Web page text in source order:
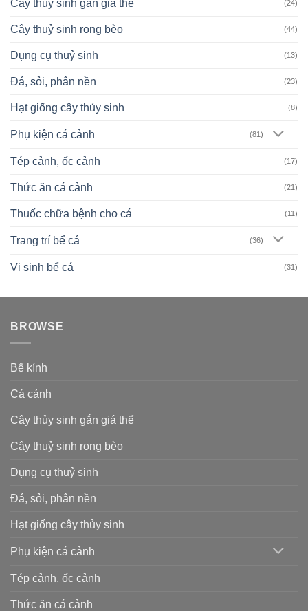
Cây thủy sinh gắn giá thể (24)
Cây thuỷ sinh rong bèo (44)
Dụng cụ thuỷ sinh (13)
Đá, sỏi, phân nền (23)
Hạt giống cây thủy sinh (8)
Phụ kiện cá cảnh (81)
Tép cảnh, ốc cảnh (17)
Thức ăn cá cảnh (21)
Thuốc chữa bệnh cho cá (11)
Trang trí bể cá (36)
Vi sinh bể cá (31)
BROWSE
Bể kính
Cá cảnh
Cây thủy sinh gắn giá thể
Cây thuỷ sinh rong bèo
Dụng cụ thuỷ sinh
Đá, sỏi, phân nền
Hạt giống cây thủy sinh
Phụ kiện cá cảnh
Tép cảnh, ốc cảnh
Thức ăn cá cảnh